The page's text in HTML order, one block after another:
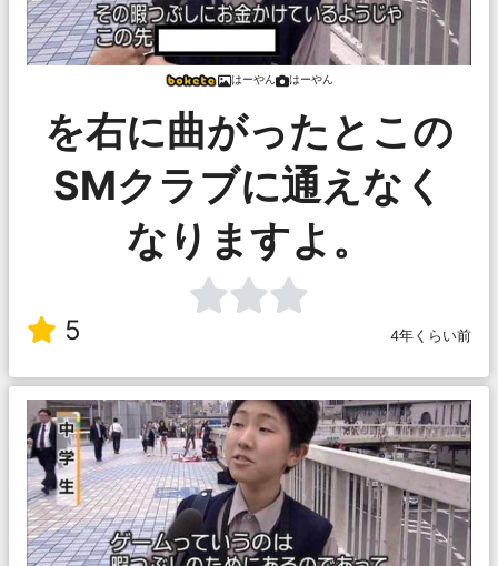
はーやん はーやん
を右に曲がったとこの
SMクラブに通えなく
なりますよ。
5 4年くらい前